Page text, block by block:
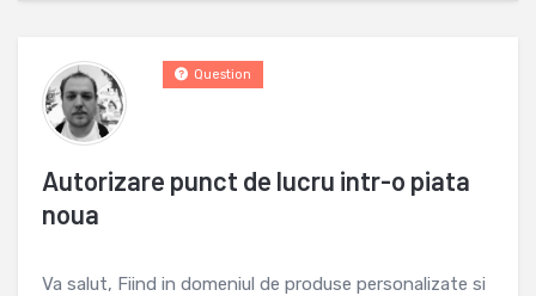
Autorizare punct de lucru intr-o piata
noua
Question
Va salut, Fiind in domeniul de produse personalizate si